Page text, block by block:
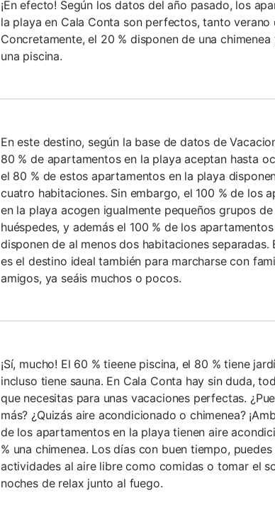
¡En efecto! Según los datos del año pasado, los
la playa en Cala Conta son perfectos, tanto verano
Concretamente, el 20 % disponen de una
una piscina.
En este destino, según la base de datos de
80 % de apartamentos en la playa aceptan hasta
el 80 % de estos apartamentos en la playa
cuatro habitaciones. Sin embargo, el 100 % de los
en la playa acogen igualmente pequeños grupos
huéspedes, y además el 100 % de los
disponen de al menos dos habitaciones separadas.
es el destino ideal también para marcharse con
amigos, ya seáis muchos o pocos.
¡Sí, mucho! El 60 % tieene piscina, el 80 % tiene
incluso tiene sauna. En Cala Conta hay sin duda,
que necesitas para unas vacaciones perfectas.
más? ¿Quizás aire acondicionado o chimenea?
de los apartamentos en la playa tienen aire
% una chimenea. Los días con buen tiempo,
actividades al aire libre como comidas o tomar el
noches de relax junto al fuego.